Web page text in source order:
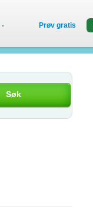
Søk
· Prøv gratis